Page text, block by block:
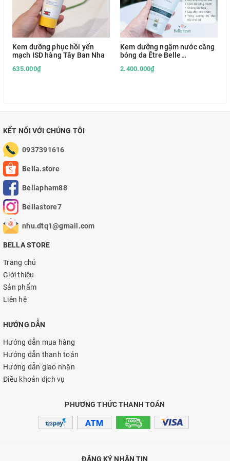
Kem dưỡng phục hồi yến
mạch ISD hàng Tây Ban Nha
635.000₫
Kem dưỡng ngậm nước căng
bóng da Être Belle
Cream HA Peptide hàng Đức
2.400.000₫
KẾT NỐI VỚI CHÚNG TÔI
0937391616
Bella.store
Bellapham88
Bellastore7
nhu.dtq1@gmail.com
BELLA STORE
Trang chủ
Giới thiệu
Sản phẩm
Liên hệ
HƯỚNG DẪN
Hướng dẫn mua hàng
Hướng dẫn thanh toán
Hướng dẫn giao nhận
Điều khoản dịch vụ
PHƯƠNG THỨC THANH TOÁN
ĐĂNG KÝ NHẬN TIN